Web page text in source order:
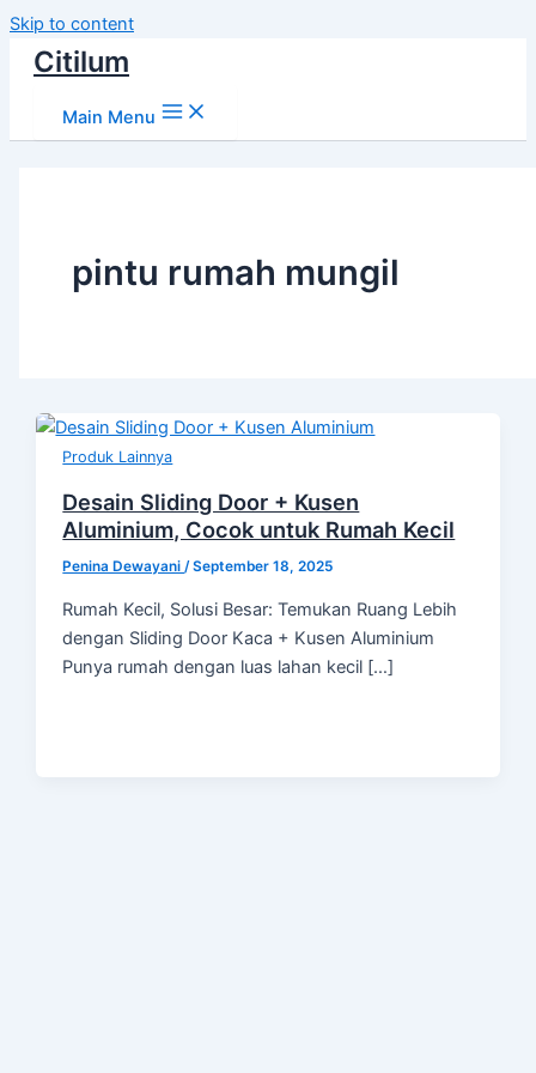
Skip to content
Citilum
Main Menu
pintu rumah mungil
Produk Lainnya
Desain Sliding Door + Kusen
Aluminium, Cocok untuk Rumah Kecil
Penina Dewayani/September 18, 2025
Rumah Kecil, Solusi Besar: Temukan Ruang Lebih
dengan Sliding Door Kaca + Kusen Aluminium
Punya rumah dengan luas lahan kecil […]